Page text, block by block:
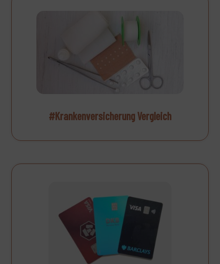
#Krankenversicherung Vergleich